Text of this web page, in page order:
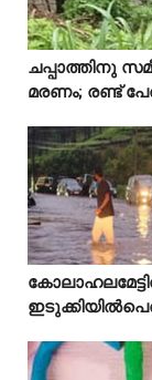
  
ചപ്പാത്തിനു
മരണം; രണ്ട്
  
Idukki